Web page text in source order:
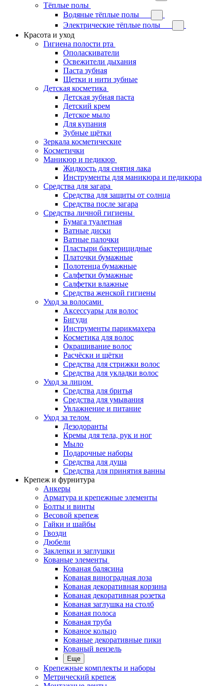
Тёплые полы
Водяные тёплые полы
Электрические тёплые полы
Красота и уход
Гигиена полости рта
Ополаскиватели
Освежители дыхания
Паста зубная
Щетки и нити зубные
Детская косметика
Детская зубная паста
Детский крем
Детское мыло
Для купания
Зубные щётки
Зеркала косметические
Косметички
Маникюр и педикюр
Жидкость для снятия лака
Инструменты для маникюра и педикюра
Средства для загара
Средства для защиты от солнца
Средства после загара
Средства личной гигиены
Бумага туалетная
Ватные диски
Ватные палочки
Пластыри бактерицидные
Платочки бумажные
Полотенца бумажные
Салфетки бумажные
Салфетки влажные
Средства женской гигиены
Уход за волосами
Аксессуары для волос
Бигуди
Инструменты парикмахера
Косметика для волос
Окрашивание волос
Расчёски и щётки
Средства для стрижки волос
Средства для укладки волос
Уход за лицом
Средства для бритья
Средства для умывания
Увлажнение и питание
Уход за телом
Дезодоранты
Кремы для тела, рук и ног
Мыло
Подарочные наборы
Средства для душа
Средства для принятия ванны
Крепеж и фурнитура
Анкеры
Арматура и крепежные элементы
Болты и винты
Весовой крепеж
Гайки и шайбы
Гвозди
Дюбели
Заклепки и заглушки
Кованые элементы
Кованая балясина
Кованая виноградная лоза
Кованая декоративная корзина
Кованая декоративная розетка
Кованая заглушка на столб
Кованая полоса
Кованая труба
Кованое кольцо
Кованые декоративные пики
Кованый вензель
Еще
Крепежные комплекты и наборы
Метрический крепеж